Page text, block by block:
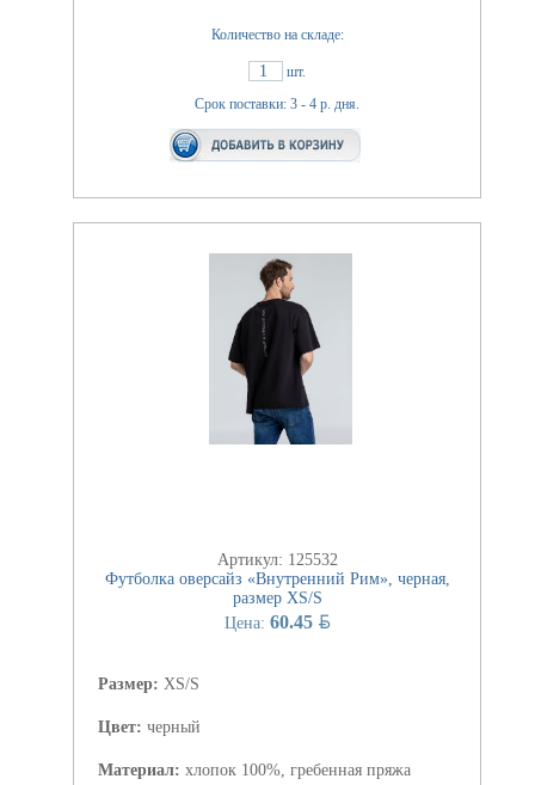
Количество на складе:
1
шт.
Срок поставки: 3 - 4 р. дня.
Артикул: 125532
Футболка оверсайз «Внутренний Рим», черная,
размер XS/S
Цена: 60.45 BYN
Размер: XS/S
Цвет: черный
Материал: хлопок 100%, гребенная пряжа